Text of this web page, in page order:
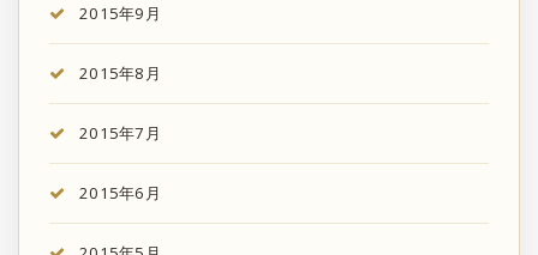
2015年9月
2015年8月
2015年7月
2015年6月